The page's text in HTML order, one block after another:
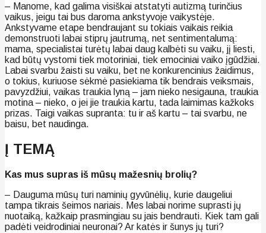
– Manome, kad galima visiškai atstatyti autizmą turinčius
vaikus, jeigu tai bus daroma ankstyvoje vaikystėje.
Ankstyvame etape bendraujant su tokiais vaikais reikia
demonstruoti labai stiprų jautrumą, net sentimentalumą:
mama, specialistai turėtų labai daug kalbėti su vaiku, jį liesti,
kad būtų vystomi tiek motoriniai, tiek emociniai vaiko įgūdžiai.
Labai svarbu žaisti su vaiku, bet ne konkurencinius žaidimus,
o tokius, kuriuose sėkmė pasiekiama tik bendrais veiksmais,
pavyzdžiui, vaikas traukia lyną – jam nieko nesigauna, traukia
motina – nieko, o jei jie traukia kartu, tada laimimas kažkoks
prizas. Taigi vaikas supranta: tu ir aš kartu – tai svarbu, ne
baisu, bet naudinga.
Į TEMĄ
Kas mus supras iš mūsų mažesnių brolių?
– Dauguma mūsų turi naminių gyvūnėlių, kurie daugeliui
tampa tikrais šeimos nariais. Mes labai norime suprasti jų
nuotaiką, kažkaip prasmingiau su jais bendrauti. Kiek tam gali
padėti veidrodiniai neuronai? Ar katės ir šunys jų turi?